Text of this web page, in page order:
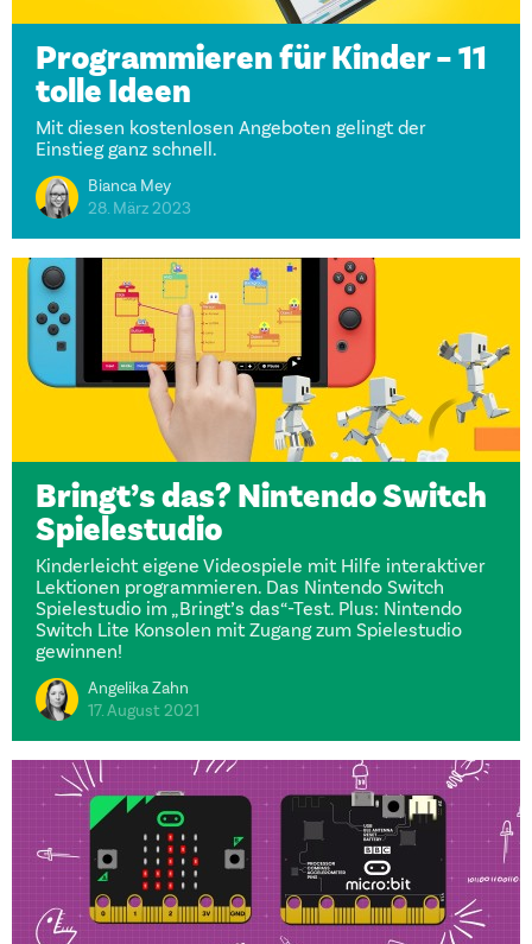
Programmieren für Kinder – 11
tolle Ideen
Mit diesen kostenlosen Angeboten gelingt der
Einstieg ganz schnell.
Bianca Mey
28. März 2023
Bringt’s das? Nintendo Switch
Spielestudio
Kinderleicht eigene Videospiele mit Hilfe interaktiver
Lektionen programmieren. Das Nintendo Switch
Spielestudio im „Bringt’s das“-Test. Plus: Nintendo
Switch Lite Konsolen mit Zugang zum Spielestudio
gewinnen!
Angelika Zahn
17. August 2021